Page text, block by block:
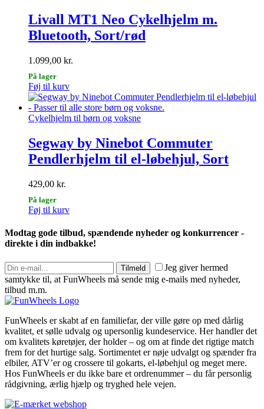
Mulighederne
kan
vælges
varesiden
Livall MT1 Neo Cykelhjelm m.
Bluetooth, Sort/rød
1.099,00 kr.
På lager
Føj til kurvDette
vare
har
flere
Mulighederne
kan
vælges
Cykelhjelm til børn og voksne
Segway by Ninebot Commuter
Pendlerhjelm til el-løbehjul, Sort
429,00 kr.
På lager
Føj til kurv
Modtag gode tilbud, spændende nyheder og konkurrencer -
direkte i din indbakke!
Tilmeld
Jeg giver hermed
samtykke til, at FunWheels må sende mig e-mails med nyheder,
tilbud m.m.
FunWheels er skabt af en familiefar, der ville gøre op med dårlig
kvalitet, et sølle udvalg og upersonlig kundeservice. Her handler det
om kvalitets køretøjer, der holder – og om at finde det rigtige match
frem for det hurtige salg. Sortimentet er nøje udvalgt og spænder fra
elbiler, ATV’er og crossere til gokarts, el-løbehjul og meget mere.
Hos FunWheels er du ikke bare et ordrenummer – du får personlig
rådgivning, ærlig hjælp og tryghed hele vejen.